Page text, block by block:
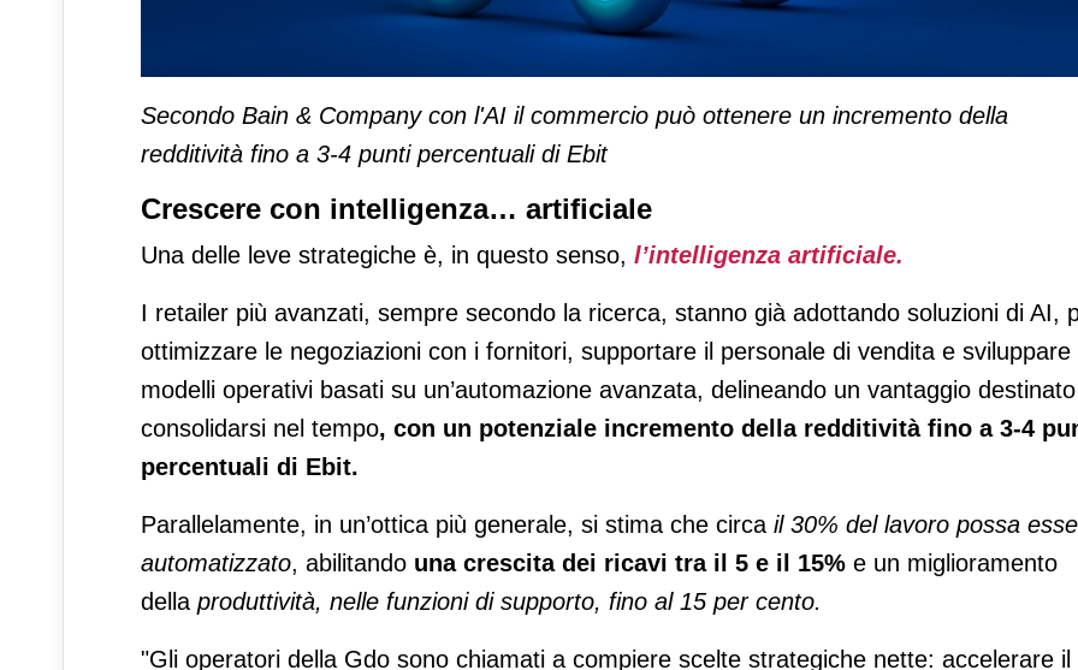
Secondo Bain & Company con l'AI il commercio può ottenere un incremento della
redditività fino a 3-4 punti percentuali di Ebit
Crescere con intelligenza… artificiale
Una delle leve strategiche è, in questo senso, l’intelligenza artificiale.
I retailer più avanzati, sempre secondo la ricerca, stanno già adottando soluzioni di AI,
ottimizzare le negoziazioni con i fornitori, supportare il personale di vendita e sviluppare
modelli operativi basati su un’automazione avanzata, delineando un vantaggio
consolidarsi nel tempo, con un potenziale incremento della redditività fino a 3-4
percentuali di Ebit.
Parallelamente, in un’ottica più generale, si stima che circa il 30% del lavoro possa
automatizzato, abilitando una crescita dei ricavi tra il 5 e il 15% e un miglioramento
della produttività, nelle funzioni di supporto, fino al 15 per cento.
"Gli operatori della Gdo sono chiamati a compiere scelte strategiche nette: accelerare il